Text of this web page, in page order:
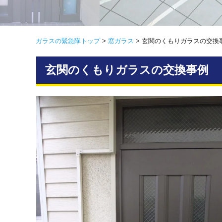
ガラスの緊急隊トップ> 窓ガラス > 玄関のくもりガラスの交換
玄関のくもりガラスの交換事例